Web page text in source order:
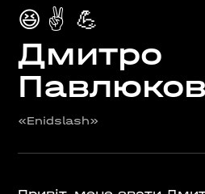
КОМАНДАМ
😆 ✌️ 💪
Дмитро
Павлюков
«Enidslash»